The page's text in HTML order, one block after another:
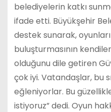
belediyelerin katkı
ifade etti. Büyükşehir
destek sunarak,
buluşturmasının
olduğunu dile getiren
çok iyi. Vatandaşlar, bu
eğleniyorlar. Bu
istiyoruz” dedi. Oyun